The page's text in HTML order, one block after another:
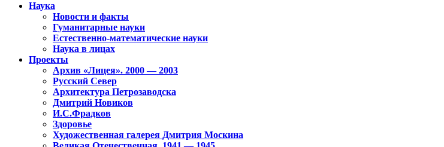
Наука
Новости и факты
Гуманитарные науки
Естественно-математические науки
Наука в лицах
Проекты
Архив «Лицея». 2000 — 2003
Русский Север
Архитектура Петрозаводска
Дмитрий Новиков
И.С.Фрадков
Здоровье
Художественная галерея Дмитрия Москина